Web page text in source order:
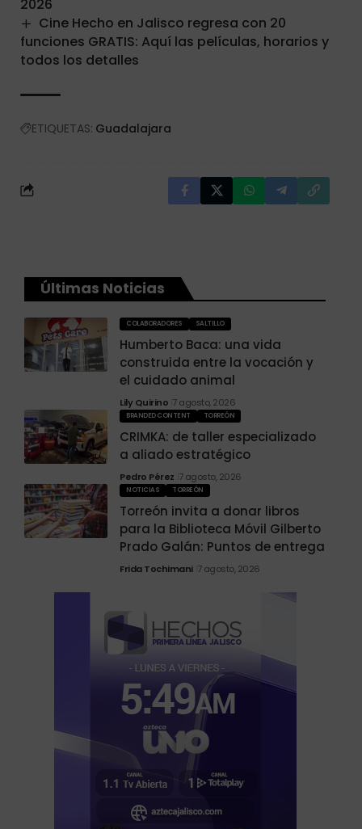
2026
Cine Hecho en Jalisco regresa con 20
funciones GRATIS: Aquí las películas, horarios y
todos los detalles
ETIQUETAS: Guadalajara
Últimas Noticias
COLABORADORES SALTILLO
Humberto Baca: una vida
construida entre la vocación y
el cuidado animal
Lily Quirino 7 agosto, 2026
BRANDED CONTENT TORREÓN
CRIMKA: de taller especializado
a aliado estratégico
Pedro Pérez 7 agosto, 2026
NOTICIAS TORREÓN
Torreón invita a donar libros
para la Biblioteca Móvil Gilberto
Prado Galán: Puntos de entrega
Frida Tochimani 7 agosto, 2026